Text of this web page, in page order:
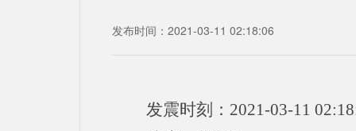
发布时间：2021-03-11 02:18:06
发震时刻：2021-03-11